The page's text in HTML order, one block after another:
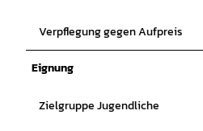
Verpflegung gegen Aufpreis
Eignung
Zielgruppe Jugendliche